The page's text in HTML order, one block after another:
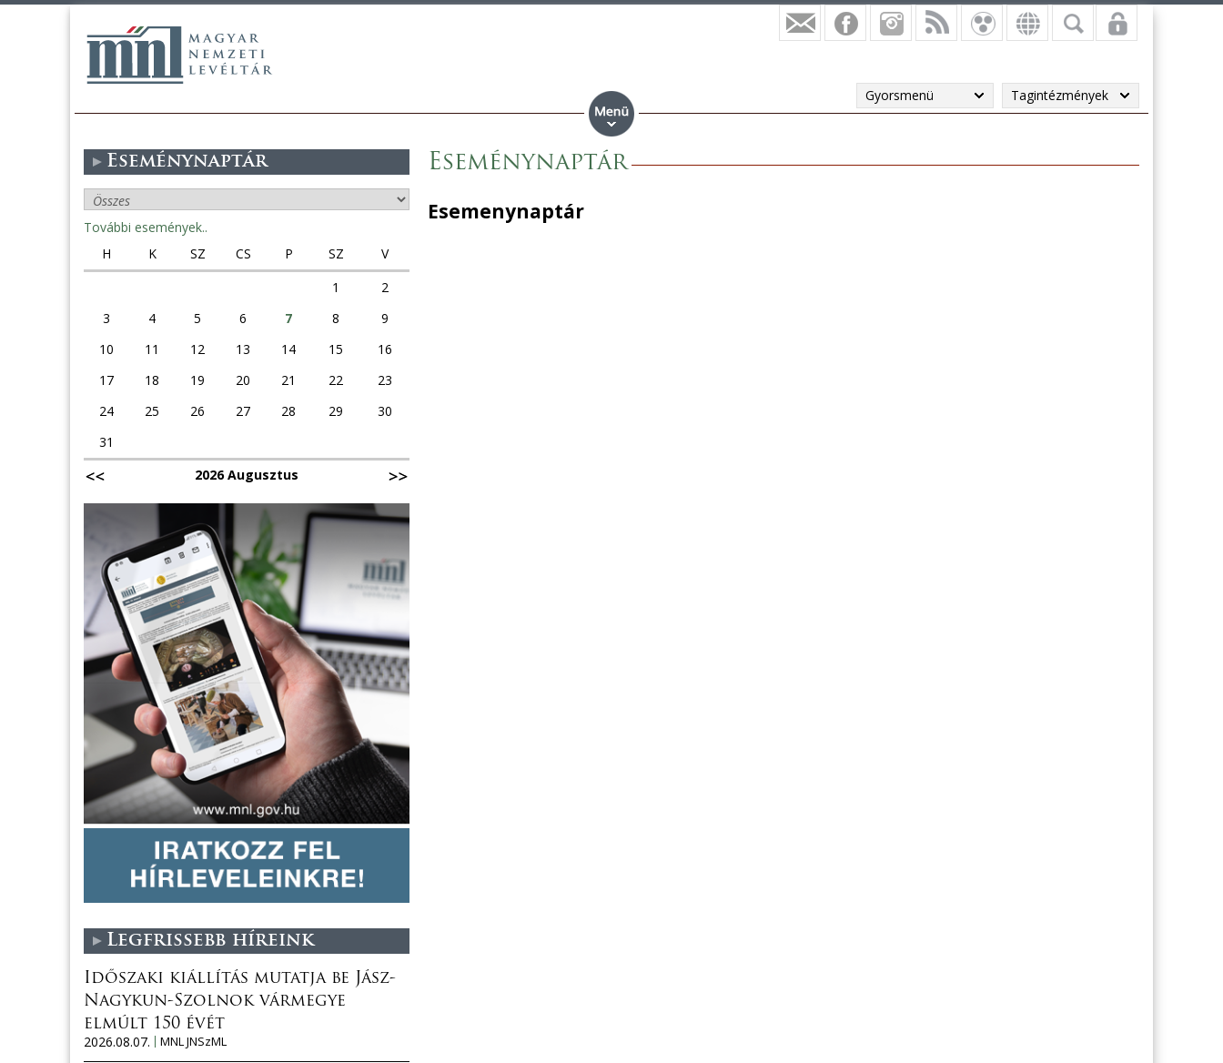
Gyorsmenü Tagintézmények
Eseménynaptár
Esemenynaptár
Eseménynaptár
További események..
H
K SZ CS P SZ
V
1
2
3
4 5 6 7 8
9
10
11 12 13 14 15
16
17
18 19 20 21 22
23
24
25 26 27 28 29
30
31
2026 Augusztus
Legfrissebb híreink
Időszaki kiállítás mutatja be Jász-
Nagykun-Szolnok vármegye
elmúlt 150 évét
2026.08.07.
MNL JNSzML